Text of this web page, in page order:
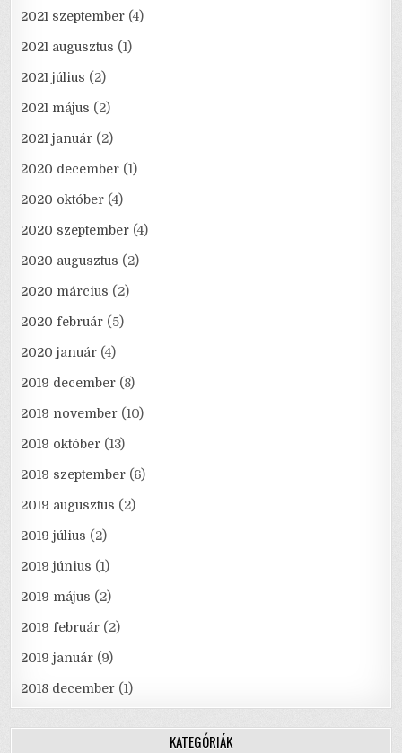
2021 szeptember (4)
2021 augusztus (1)
2021 július (2)
2021 május (2)
2021 január (2)
2020 december (1)
2020 október (4)
2020 szeptember (4)
2020 augusztus (2)
2020 március (2)
2020 február (5)
2020 január (4)
2019 december (8)
2019 november (10)
2019 október (13)
2019 szeptember (6)
2019 augusztus (2)
2019 július (2)
2019 június (1)
2019 május (2)
2019 február (2)
2019 január (9)
2018 december (1)
KATEGÓRIÁK